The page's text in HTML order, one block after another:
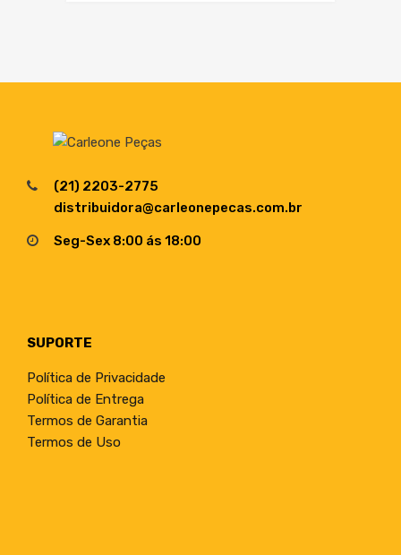
(21) 2203-2775
distribuidora@carleonepecas.com.br
Seg-Sex 8:00 ás 18:00
SUPORTE
Política de Privacidade
Política de Entrega
Termos de Garantia
Termos de Uso